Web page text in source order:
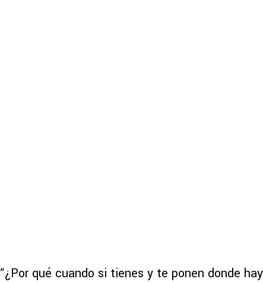
“¿Por qué cuando si tienes y te ponen donde